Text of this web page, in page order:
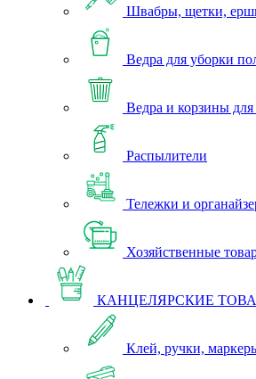
Швабры, щетки,
Ведра для уборки
Ведра и корзины для
Распылители
Тележки и
Хозяйственные
КАНЦЕЛЯРСКИЕ
Клей, ручки,